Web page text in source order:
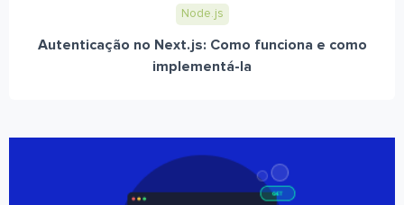
Node.js
Autenticação no Next.js: Como funciona e como
implementá-la